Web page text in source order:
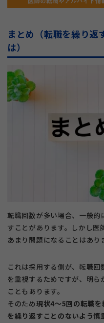
まとめ（転職を繰り返
は）
転職回数が多い場合、一般
すことがあります。しかし
あまり問題になることはあり
これは採用する側が、転職
を重視するためですが、明
こともあります。
そのため現状4～5回の転職
を繰り返すことのないよう慎